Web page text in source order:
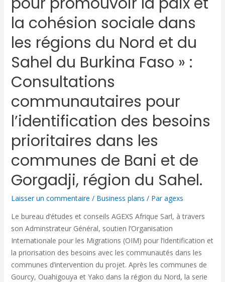
la cohésion sociale dans
les régions du Nord et du
Sahel du Burkina Faso » :
Consultations
communautaires pour
l’identification des besoins
prioritaires dans les
communes de Bani et de
Gorgadji, région du Sahel.
Laisser un commentaire / Business plans / Paragexs
Le bureau d’études et conseils AGEXS Afrique Sarl, à travers
son Adminstrateur Général, soutien l’Organisation
Internationale pour les Migrations (OIM) pour l’identification et
la priorisation des besoins avec les communautés dans les
communes d’intervention du projet. Après les communes de
Gourcy, Ouahigouya et Yako dans la région du Nord, la serie